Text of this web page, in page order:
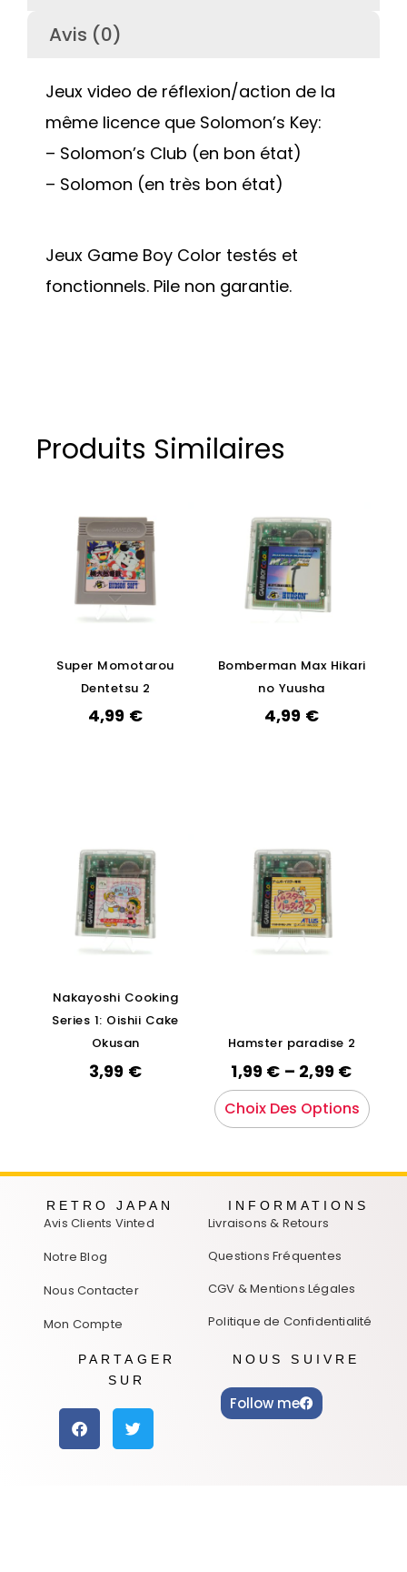
Avis (0)
Jeux video de réflexion/action de la
même licence que Solomon’s Key:
– Solomon’s Club (en bon état)
– Solomon (en très bon état)
Jeux Game Boy Color testés et
fonctionnels. Pile non garantie.
Produits Similaires
Super Momotarou
Dentetsu 2
4,99 €
Bomberman Max Hikari
no Yuusha
4,99 €
Nakayoshi Cooking
Series 1: Oishii Cake
Okusan
3,99 €
Hamster paradise 2
1,99 € – 2,99 €
Choix Des Options
RETRO JAPAN
Avis Clients Vinted
Notre Blog
Nous Contacter
Mon Compte
INFORMATIONS
Livraisons & Retours
Questions Fréquentes
CGV & Mentions Légales
Politique de Confidentialité
PARTAGER
SUR
NOUS SUIVRE
Follow me